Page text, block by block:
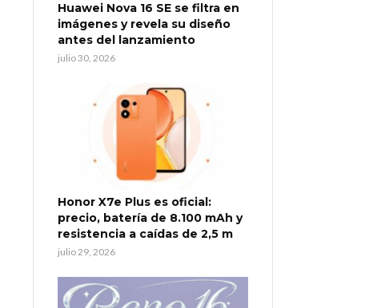
Huawei Nova 16 SE se filtra en
imágenes y revela su diseño
antes del lanzamiento
julio 30, 2026
Honor X7e Plus es oficial:
precio, batería de 8.100 mAh y
resistencia a caídas de 2,5 m
julio 29, 2026